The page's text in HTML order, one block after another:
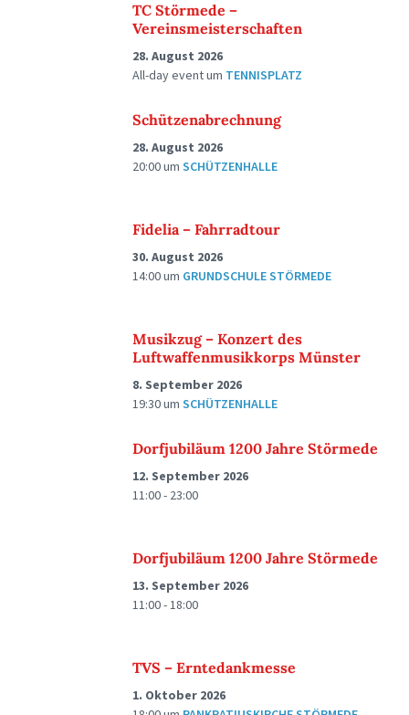
TC Störmede –
Vereinsmeisterschaften
28. August 2026
All-day eventum TENNISPLATZ
Schützenabrechnung
28. August 2026
20:00um SCHÜTZENHALLE
Fidelia – Fahrradtour
30. August 2026
14:00um GRUNDSCHULE STÖRMEDE
Musikzug – Konzert des
Luftwaffenmusikkorps Münster
8. September 2026
19:30um SCHÜTZENHALLE
Dorfjubiläum 1200 Jahre Störmede
12. September 2026
11:00 - 23:00
Dorfjubiläum 1200 Jahre Störmede
13. September 2026
11:00 - 18:00
TVS – Erntedankmesse
1. Oktober 2026